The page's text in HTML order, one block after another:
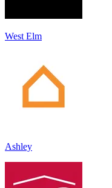
West Elm
Ashley